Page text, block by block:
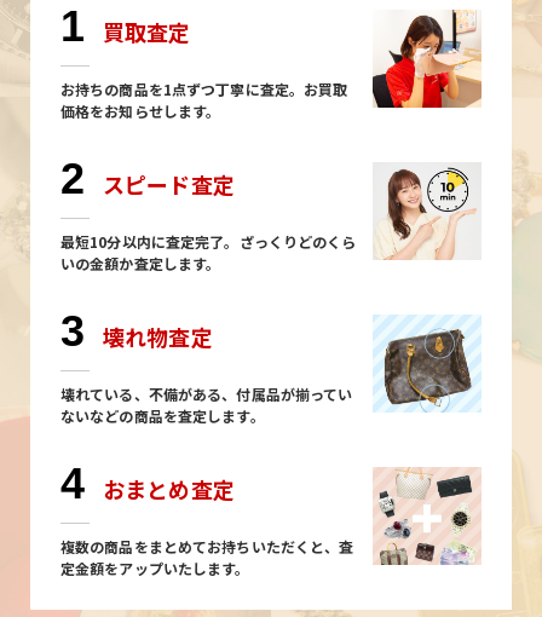
1 買取査定
お持ちの商品を1点ずつ丁寧に査定。お買取
価格をお知らせします。
2 スピード査定
最短10分以内に査定完了。ざっくりどのくら
いの金額か査定します。
3 壊れ物査定
壊れている、不備がある、付属品が揃ってい
ないなどの商品を査定します。
4 おまとめ査定
複数の商品をまとめてお持ちいただくと、査
定金額をアップいたします。